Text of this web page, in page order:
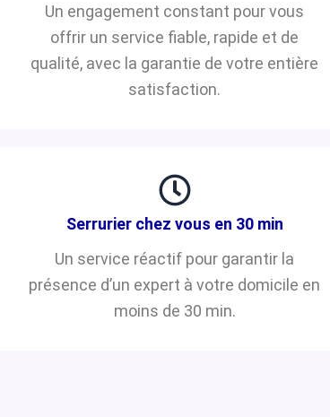
Un engagement constant pour vous
offrir un service fiable, rapide et de
qualité, avec la garantie de votre entière
satisfaction.
Serrurier chez vous en 30 min
Un service réactif pour garantir la
présence d’un expert à votre domicile en
moins de 30 min.